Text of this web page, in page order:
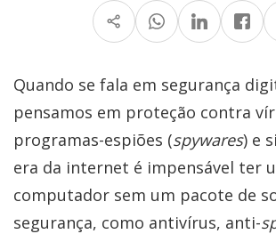
Quando se fala em segurança
pensamos em proteção contra
programas-espiões (spywares) e
era da internet é impensável ter
computador sem um pacote de
segurança, como antivírus, anti-­